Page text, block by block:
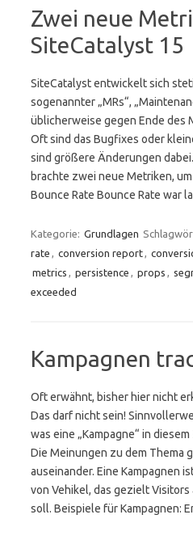
Zwei neue
SiteCatalyst 15
SiteCatalyst entwickelt sich
sogenannter „MRs“,
üblicherweise gegen Ende des
Oft sind das Bugfixes oder
sind größere Änderungen dabei.
brachte zwei neue Metriken,
Bounce Rate Bounce Rate war
Kategorie: Grundlagen
rate , conversion report,
metrics , persistence , props ,
exceeded
Kampagnen
Oft erwähnt, bisher hier nicht
Das darf nicht sein!
was eine „Kampagne“ in
Die Meinungen zu dem Thema
auseinander. Eine Kampagnen
von Vehikel, das gezielt
soll. Beispiele für Kampagnen: